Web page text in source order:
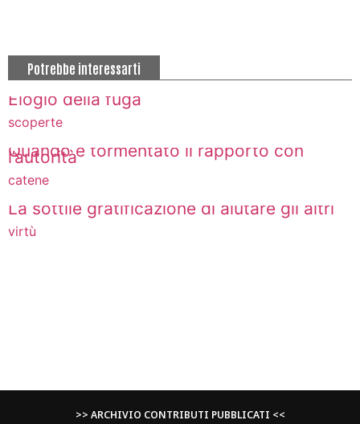
Potrebbe interessarti
Elogio della fuga
scoperte
Quando è tormentato il rapporto con
l’autorità
catene
La sottile gratificazione di aiutare gli altri
virtù
>> ARCHIVIO CONTRIBUTI PUBBLICATI <<